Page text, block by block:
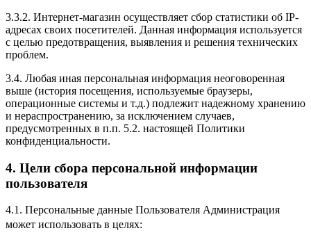
3.3.2. Интернет-магазин осуществляет сбор статистики об IP-
адресах своих посетителей. Данная информация используется
с целью предотвращения, выявления и решения технических
проблем.
3.4. Любая иная персональная информация неоговоренная
выше (история посещения, используемые браузеры,
операционные системы и т.д.) подлежит надежному хранению
и нераспространению, за исключением случаев,
предусмотренных в п.п. 5.2. настоящей Политики
конфиденциальности.
4. Цели сбора персональной информации
пользователя
4.1. Персональные данные Пользователя Администрация
может использовать в целях: